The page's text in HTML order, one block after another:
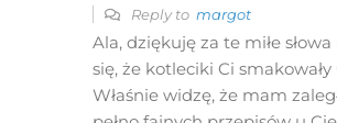
Reply to margot
Ala, dziękuję za te miłe słowa
się, że kotleciki Ci smakowały
Właśnie widzę, że mam